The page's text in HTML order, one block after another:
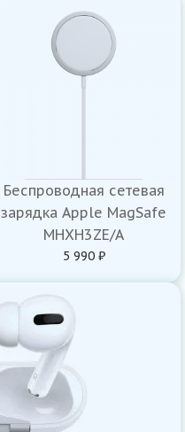
Беспроводная сетевая
зарядка Apple MagSafe
MHXH3ZE/A
5 990 ₽